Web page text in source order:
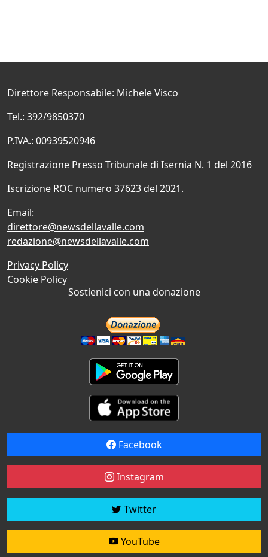
Direttore Responsabile: Michele Visco
Tel.: 392/9850370
P.IVA.: 00939520946
Registrazione Presso Tribunale di Isernia N. 1 del 2016
Iscrizione ROC numero 37623 del 2021.
Email:
direttore@newsdellavalle.com
redazione@newsdellavalle.com
Privacy Policy
Cookie Policy
Sostienici con una donazione
Facebook
Instagram
Twitter
YouTube